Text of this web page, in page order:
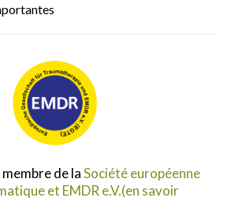
de laSociété européenne
et EMDR e.V.(en savoir